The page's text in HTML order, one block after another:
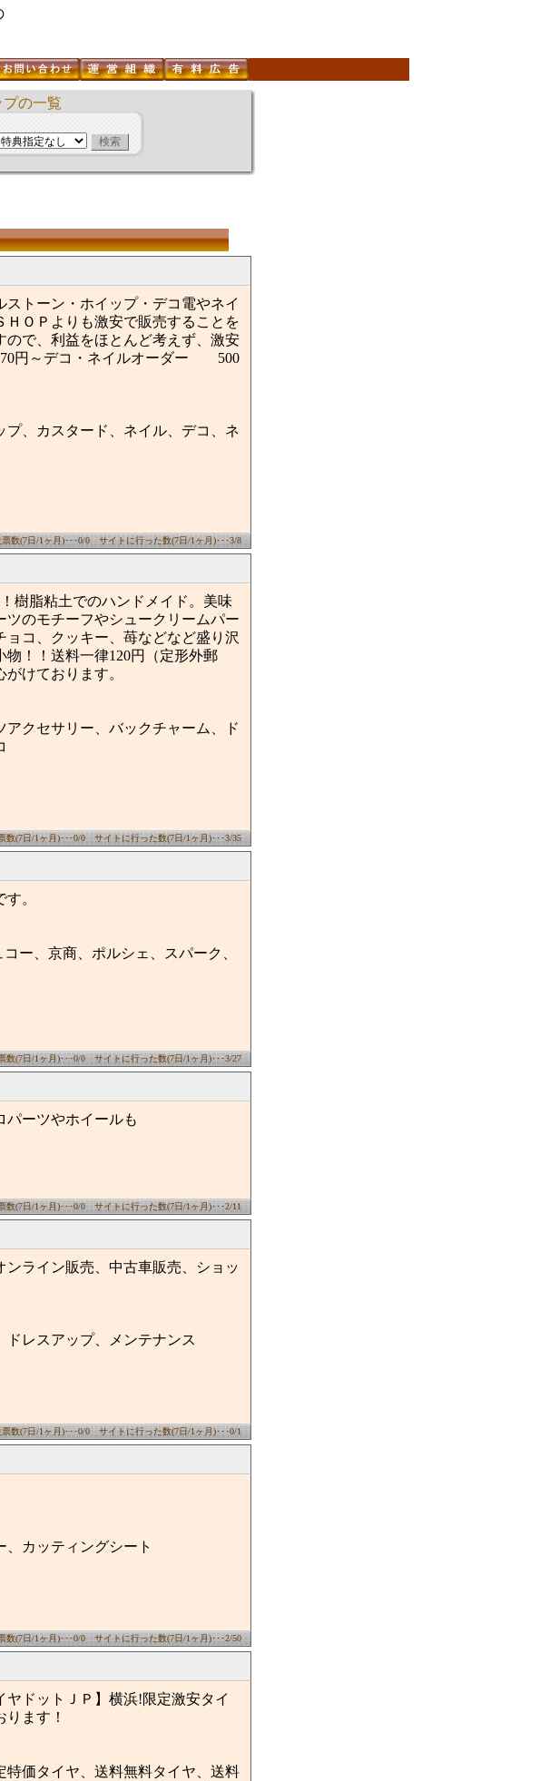
プの一覧
トーン・ホイップ・デコ電やネイ
ＯＰよりも激安で販売することを
で、利益をほとんど考えず、激安
70円～デコ・ネイルオーダー 500
、カスタード、ネイル、デコ、ネ
票数(7日/1ヶ月)･･･0/0 サイトに行った数(7日/1ヶ月)･･･3/8
樹脂粘土でのハンドメイド。美味
のモチーフやシュークリームパー
コ、クッキー、苺などなど盛り沢
！！送料一律120円（定形外郵
けております。
クセサリー、バックチャーム、ド
数(7日/1ヶ月)･･･0/0 サイトに行った数(7日/1ヶ月)･･･3/35
。
ー、京商、ポルシェ、スパーク、
数(7日/1ヶ月)･･･0/0 サイトに行った数(7日/1ヶ月)･･･3/27
ーツやホイールも
数(7日/1ヶ月)･･･0/0 サイトに行った数(7日/1ヶ月)･･･2/11
ライン販売、中古車販売、ショッ
ドレスアップ、メンテナンス
票数(7日/1ヶ月)･･･0/0 サイトに行った数(7日/1ヶ月)･･･0/1
カッティングシート
数(7日/1ヶ月)･･･0/0 サイトに行った数(7日/1ヶ月)･･･2/50
ドットＪＰ】横浜!限定激安タイ
ます！
価タイヤ、送料無料タイヤ、送料